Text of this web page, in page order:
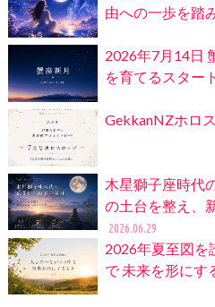
由への一歩を踏
2026年7月14日
を育てるスター
GekkanNZホロ
木星獅子座時代
の土台を整え、
2026.06.29
2026年夏至図を
で 未来を形にす